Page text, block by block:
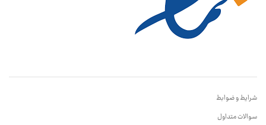
شرایط و ضوابط
سوالات متداول